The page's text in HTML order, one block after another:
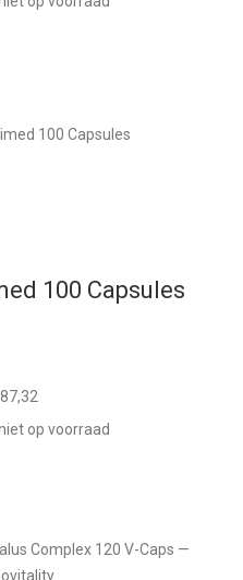
100 Capsules
87,32
op voorraad